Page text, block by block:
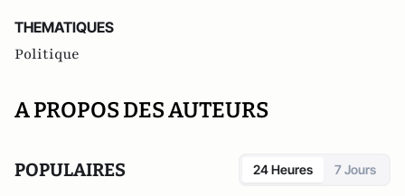
THEMATIQUES
Politique
A PROPOS DES AUTEURS
POPULAIRES 24 Heures 7 Jours